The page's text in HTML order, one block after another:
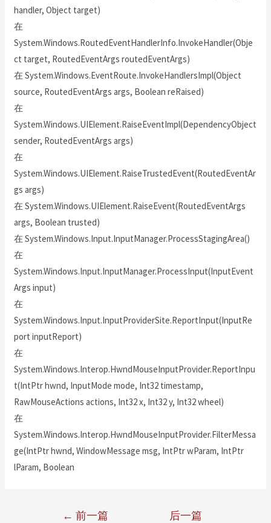
handler, Object target)
在
System.Windows.RoutedEventHandlerInfo.InvokeHandler(Obje
ct target, RoutedEventArgs routedEventArgs)
在 System.Windows.EventRoute.InvokeHandlersImpl(Object
source, RoutedEventArgs args, Boolean reRaised)
在
System.Windows.UIElement.RaiseEventImpl(DependencyObject
sender, RoutedEventArgs args)
在
System.Windows.UIElement.RaiseTrustedEvent(RoutedEventAr
gs args)
在 System.Windows.UIElement.RaiseEvent(RoutedEventArgs
args, Boolean trusted)
在 System.Windows.Input.InputManager.ProcessStagingArea()
在
System.Windows.Input.InputManager.ProcessInput(InputEvent
Args input)
在
System.Windows.Input.InputProviderSite.ReportInput(InputRe
port inputReport)
在
System.Windows.Interop.HwndMouseInputProvider.ReportInpu
t(IntPtr hwnd, InputMode mode, Int32 timestamp,
RawMouseActions actions, Int32 x, Int32 y, Int32 wheel)
在
System.Windows.Interop.HwndMouseInputProvider.FilterMessa
ge(IntPtr hwnd, WindowMessage msg, IntPtr wParam, IntPtr
lParam, Boolean
← 前一篇
后一篇